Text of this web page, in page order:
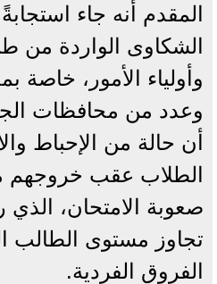
المقدم أنه جاء
الشكاوى الواردة من
وأولياء الأمور، خاصة
وعدد من محافظات
أن حالة من الإحباط
الطلاب عقب خروجهم
صعوبة الامتحان، الذي
تجاوز مستوى الطالب
الفروق الفردية.